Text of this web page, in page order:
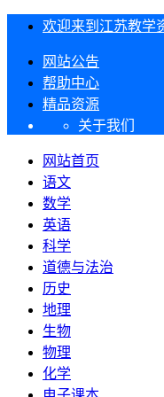
欢迎来到江苏教学
网站公告
帮助中心
精品资源
关于我们
网站首页
语文
数学
英语
科学
道德与法治
历史
地理
生物
物理
化学